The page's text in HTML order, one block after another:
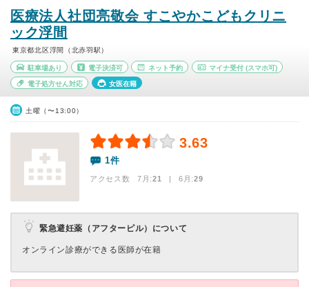
医療法人社団亮敬会 すこやかこどもクリニ
ック浮間
東京都北区浮間（北赤羽駅）
駐車場あり 電子決済可 ネット予約 マイナ受付 (スマホ可)
電子処方せん対応 女医在籍
土曜（〜13:00）
3.63
1件
アクセス数 7月:21 | 6月:29
緊急避妊薬（アフターピル）について
オンライン診療ができる医師が在籍